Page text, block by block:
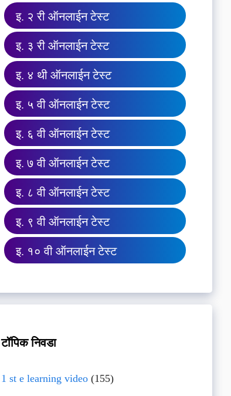
इ. २ री ऑनलाईन टेस्ट
इ. ३ री ऑनलाईन टेस्ट
इ. ४ थी ऑनलाईन टेस्ट
इ. ५ वी ऑनलाईन टेस्ट
इ. ६ वी ऑनलाईन टेस्ट
इ. ७ वी ऑनलाईन टेस्ट
इ. ८ वी ऑनलाईन टेस्ट
इ. ९ वी ऑनलाईन टेस्ट
इ. १० वी ऑनलाईन टेस्ट
टॉपिक निवडा
1 st e learning video(155)